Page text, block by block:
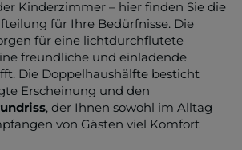
Kinderzimmer – hier finden Sie die
für Ihre Bedürfnisse. Die
für eine lichtdurchflutete
freundliche und einladende
Die Doppelhaushälfte besticht
Erscheinung und den
, der Ihnen sowohl im Alltag
von Gästen viel Komfort